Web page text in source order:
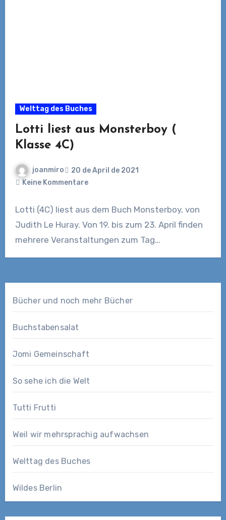
Welttag des Buches
Lotti liest aus Monsterboy (
Klasse 4C)
joanmiro
20 de April de 2021
Keine Kommentare
Lotti (4C) liest aus dem Buch Monsterboy, von
Judith Le Huray. Von 19. bis zum 23. April finden
mehrere Veranstaltungen zum Tag…
Bücher und noch mehr Bücher
Buchstabensalat
Jomi Gemeinschaft
So sehe ich die Welt
Tutti Frutti
Weil wir mehrsprachig aufwachsen
Welttag des Buches
Wildes Berlin